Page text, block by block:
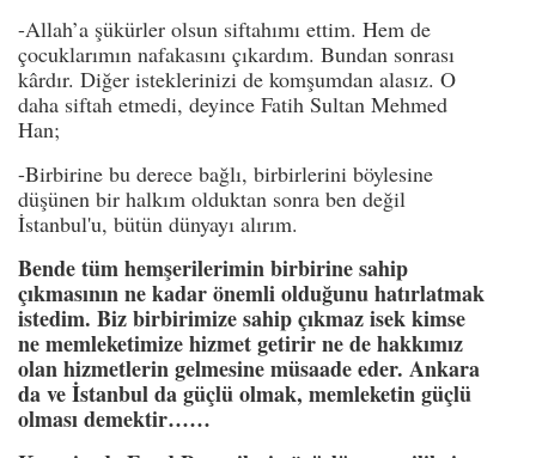
-Allah’a şükürler olsun siftahımı ettim. Hem de
çocuklarımın nafakasını çıkardım. Bundan sonrası
kârdır. Diğer isteklerinizi de komşumdan alasız. O
daha siftah etmedi, deyince Fatih Sultan Mehmed
Han;
-Birbirine bu derece bağlı, birbirlerini böylesine
düşünen bir halkım olduktan sonra ben değil
İstanbul'u, bütün dünyayı alırım.
Bende tüm hemşerilerimin birbirine sahip
çıkmasının ne kadar önemli olduğunu hatırlatmak
istedim. Biz birbirimize sahip çıkmaz isek kimse
ne memleketimize hizmet getirir ne de hakkımız
olan hizmetlerin gelmesine müsaade eder. Ankara
da ve İstanbul da güçlü olmak, memleketin güçlü
olması demektir……